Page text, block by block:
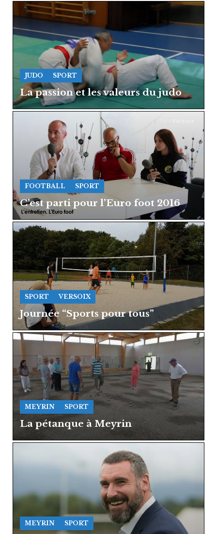
JUDO SPORT
La passion et les valeurs du judo
FOOTBALL SPORT
C’est parti pour l’Euro foot 2016
SPORT VERSOIX
Journée “Sports pour tous”
MEYRIN SPORT
La pétanque à Meyrin
MEYRIN SPORT